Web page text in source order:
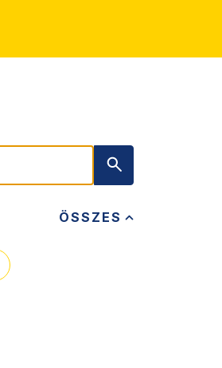
ÖSSZES